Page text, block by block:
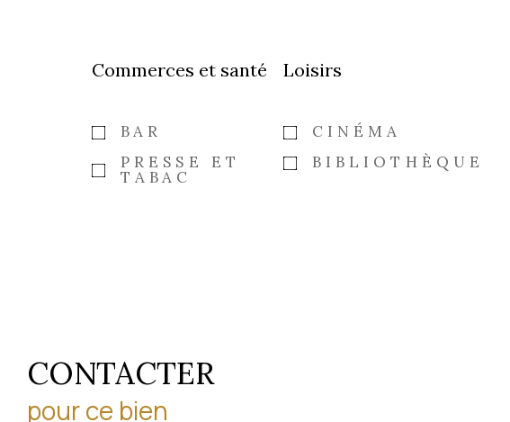
Commerces et santé
BAR
PRESSE ET
TABAC
Loisirs
CINÉMA
BIBLIOTHÈQUE
CONTACTER
pour ce bien